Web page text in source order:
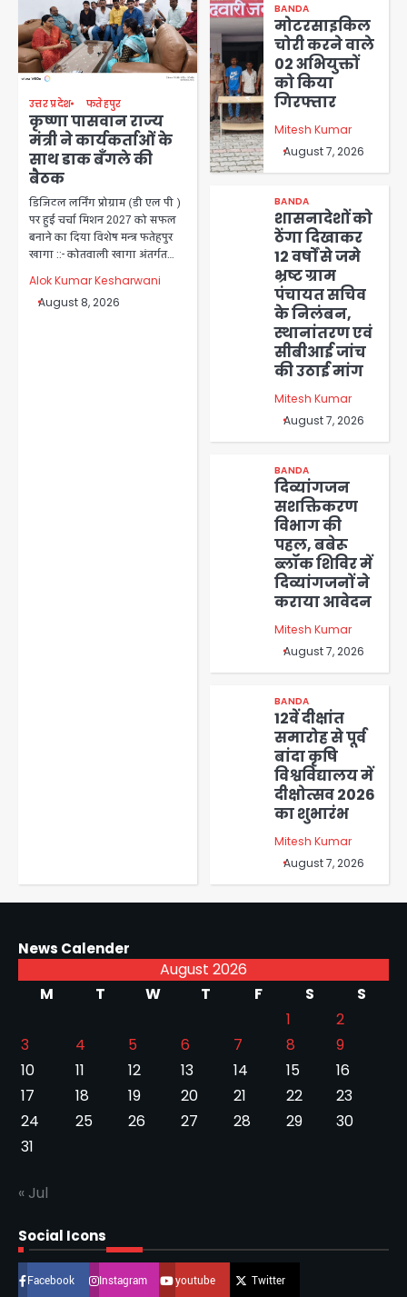
उत्तर प्रदेश फतेहपुर
कृष्णा पासवान राज्य
मंत्री ने कार्यकर्ताओं के
साथ डाक बँगले की
बैठक
डिजिटल लर्निंग प्रोग्राम (डी एल पी )
पर हुई चर्चा मिशन 2027 को सफल
बनाने का दिया विशेष मन्त्र फतेहपुर
खागा ::- कोतवाली खागा अंतर्गत…
Alok Kumar Kesharwani
August 8, 2026
BANDA
मोटरसाइकिल
चोरी करने वाले
02 अभियुक्तों
को किया
गिरफ्तार
Mitesh Kumar
August 7, 2026
BANDA
शासनादेशों को
ठेंगा दिखाकर
12 वर्षों से जमे
भ्रष्ट ग्राम
पंचायत सचिव
के निलंबन,
स्थानांतरण एवं
सीबीआई जांच
की उठाई मांग
Mitesh Kumar
August 7, 2026
BANDA
दिव्यांगजन
सशक्तिकरण
विभाग की
पहल, बबेरू
ब्लॉक शिविर में
दिव्यांगजनों ने
कराया आवेदन
Mitesh Kumar
August 7, 2026
BANDA
12वें दीक्षांत
समारोह से पूर्व
बांदा कृषि
विश्वविद्यालय में
दीक्षोत्सव 2026
का शुभारंभ
Mitesh Kumar
August 7, 2026
News Calender
August 2026
M
T W T F S
S
1
2
3
4 5 6 7 8
9
10
11 12 13 14 15
16
17
18 19 20 21 22
23
24
25 26 27 28 29
30
31
« Jul
Social Icons
Facebook Instagram youtube Twitter